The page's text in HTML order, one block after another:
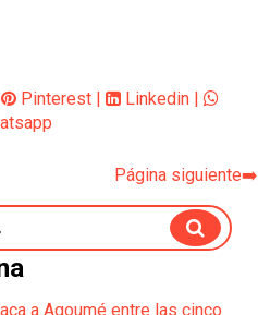
Pinterest Linkedin
Página siguiente➡️
a Agoumé entre las cinco